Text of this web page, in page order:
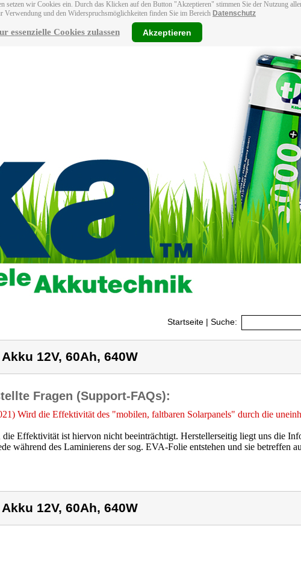
setzen wir Cookies ein. Durch das Klicken auf den Button "Akzeptieren" stimmen Sie der Nutzung
Verwendung und den Widerspruchsmöglichkeiten finden Sie im Bereich Datenschutz
essenzielle Cookies zulassen Akzeptieren
Startseite | Suche:
12V, 60Ah, 640W
Fragen (Support-FAQs):
Wird die Effektivität des "mobilen, faltbaren Solarpanels" durch die
die Effektivität ist hiervon nicht beeinträchtigt. Herstellerseitig liegt uns die
während des Laminierens der sog. EVA-Folie entstehen und sie betreffen
12V, 60Ah, 640W